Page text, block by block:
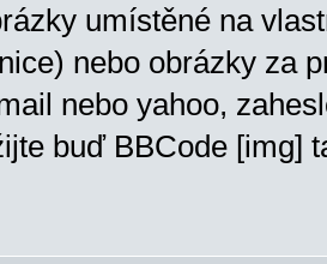
umístěné na
nebo obrázky za
nebo yahoo,
buď BBCode [img]